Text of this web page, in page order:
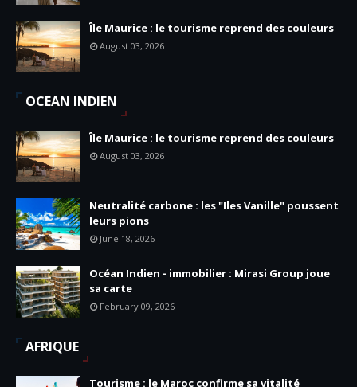
Île Maurice : le tourisme reprend des couleurs
August 03, 2026
OCEAN INDIEN
Île Maurice : le tourisme reprend des couleurs
August 03, 2026
Neutralité carbone : les "Iles Vanille" poussent
leurs pions
June 18, 2026
Océan Indien - immobilier : Mirasi Group joue
sa carte
February 09, 2026
AFRIQUE
Tourisme : le Maroc confirme sa vitalité